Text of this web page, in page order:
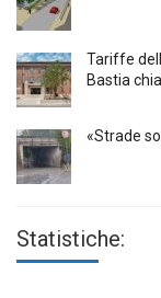
Tariffe
Bastia
«Strade
Statistiche: